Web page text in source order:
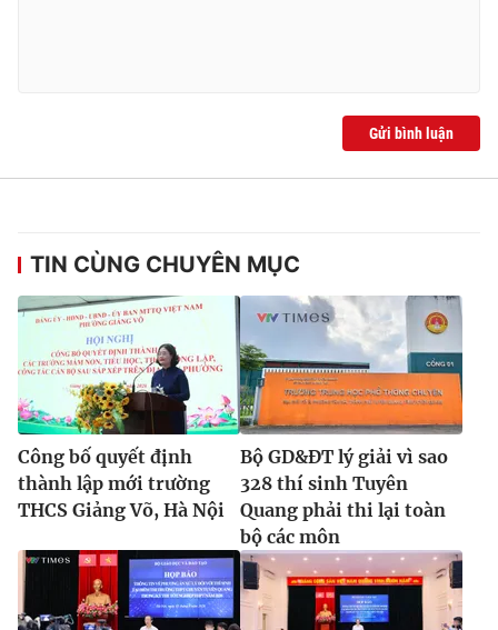
Gửi bình luận
TIN CÙNG CHUYÊN MỤC
Công bố quyết định
thành lập mới trường
THCS Giảng Võ, Hà Nội
Bộ GD&ĐT lý giải vì sao
328 thí sinh Tuyên
Quang phải thi lại toàn
bộ các môn